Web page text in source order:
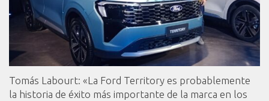
Tomás Labourt: «La Ford Territory es probablemente
la historia de éxito más importante de la marca en los